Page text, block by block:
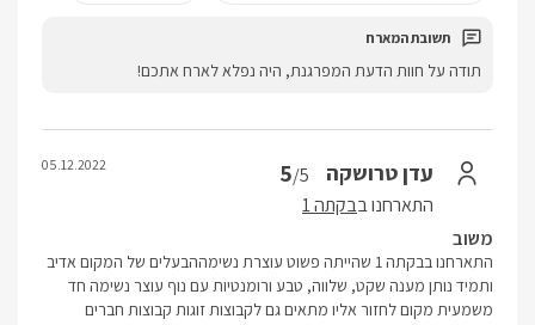
תודה על חוות הדעת המפרגנת, היה נפלא לארח אתכם!
עדן טרושקה 5/5
התארחנו בבקתה 1
05.12.2022
משוב
התארחנו בבקתה 1 שהייתה פשוט עוצרת נשימההבעלים של המקום אדיב
ותמיד נותן מענה שקט, שלווה, טבע ורומנטיות עם נוף עוצר נשימה חד
משמעית מקום לחזור אליו מתאים גם לקבוצות זוגות קבוצות חברים